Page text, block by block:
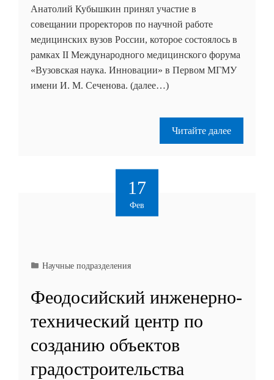
Анатолий Кубышкин принял участие в
совещании проректоров по научной работе
медицинских вузов России, которое состоялось в
рамках II Международного медицинского форума
«Вузовская наука. Инновации» в Первом МГМУ
имени И. М. Сеченова. (далее…)
Читайте далее
17
Фев
Научные подразделения
Феодосийский инженерно-
технический центр по
созданию объектов
градостроительства